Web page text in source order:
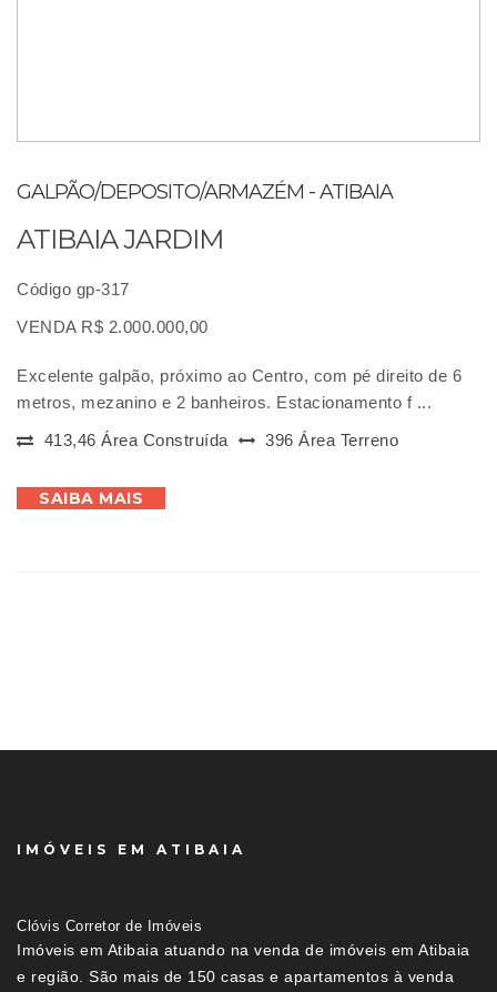
GALPÃO/DEPOSITO/ARMAZÉM - ATIBAIA
ATIBAIA JARDIM
Código gp-317
VENDA R$ 2.000.000,00
Excelente galpão, próximo ao Centro, com pé direito de 6
metros, mezanino e 2 banheiros. Estacionamento f ...
413,46 Área Construída
396 Área Terreno
SAIBA MAIS
IMÓVEIS EM ATIBAIA
Clóvis Corretor de Imóveis
Imóveis em Atibaia atuando na venda de imóveis em Atibaia
e região. São mais de 150 casas e apartamentos à venda